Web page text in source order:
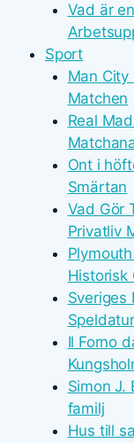
Vad är
Sport
Man
Matchen
Real
Ont i
Smärtan
Vad Gör
Privatliv
Historisk
Sveriges
Il Forno
Simon J.
familj
Hus till